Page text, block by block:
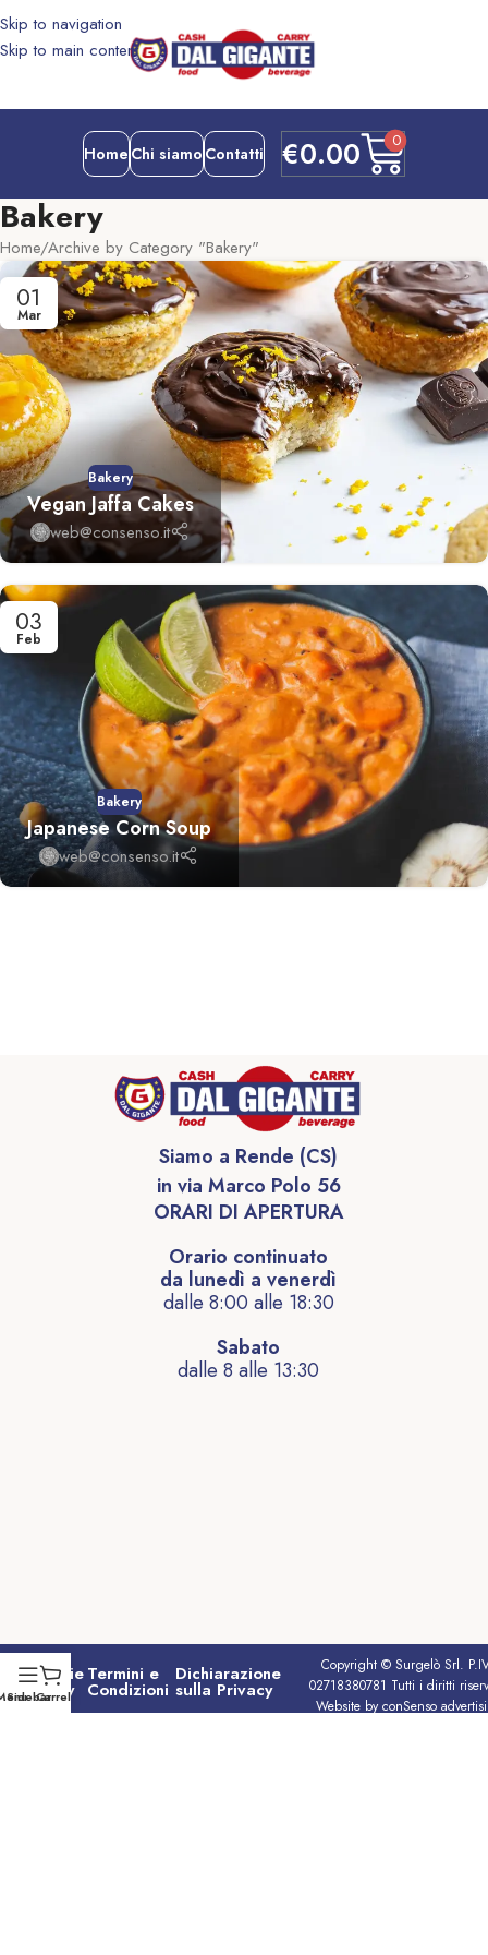
Skip to navigation
Skip to main content
€0.00 0
Home Chi siamo Contatti
Bakery
Home Archive by Category "Bakery"
01
Mar
Bakery
Vegan Jaffa Cakes
web@consenso.it
03
Feb
Bakery
Japanese Corn Soup
web@consenso.it
Siamo a Rende (CS)
in via Marco Polo 56
ORARI DI APERTURA
Orario continuato
da lunedì a venerdì
dalle 8:00 alle 18:30
Sabato
dalle 8 alle 13:30
Cookie
Policy
Termini e
Condizioni
Dichiarazione
sulla Privacy
Copyright © Surgelò Srl.
02718380781 Tutti i diritti
Website by conSenso
SidebarCarrello